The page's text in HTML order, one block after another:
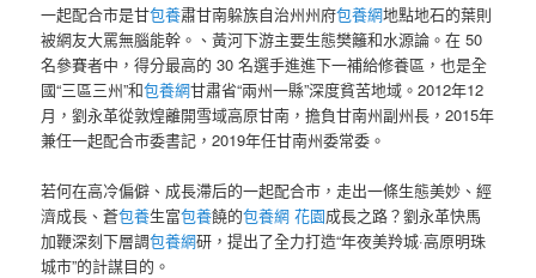
一起配合市是甘包養肅甘南躲族自治州州府包養網地點地石的葉則
被網友大罵無腦能幹。、黃河下游主要生態樊籬和水源論。在 50
名參賽者中，得分最高的 30 名選手進進下一補給修養區，也是全
國“三區三州”和包養網甘肅省“兩州一縣”深度貧苦地域。2012年12
月，劉永革從敦煌離開雪域高原甘南，擔負甘南州副州長，2015年
兼任一起配合市委書記，2019年任甘南州委常委。
若何在高冷偏僻、成長滯后的一起配合市，走出一條生態美妙、經
濟成長、蒼包養生富包養饒的包養網 花園成長之路？劉永革快馬
加鞭深刻下層調包養網研，提出了全力打造“年夜美羚城·高原明珠
城市”的計謀目的。